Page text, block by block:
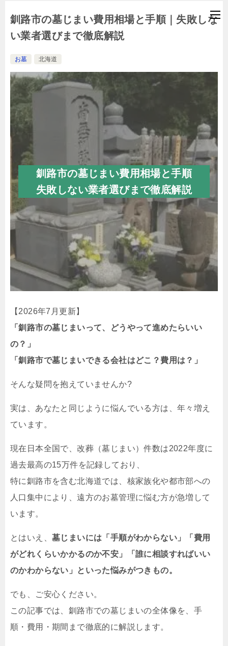
釧路市の墓じまい費用相場と手順｜失敗しな
い業者選びまで徹底解説
お墓 北海道
釧路市の墓じまい費用相場と手順
失敗しない業者選びまで徹底解説
【2026年7月更新】
「釧路市の墓じまいって、どうやって進めたらいい
の？」
「釧路市で墓じまいできる会社はどこ？費用は？」
そんな疑問を抱えていませんか?
実は、あなたと同じように悩んでいる方は、年々増え
ています。
現在日本全国で、改葬（墓じまい）件数は2022年度に
過去最高の15万件を記録しており、
特に釧路市を含む北海道では、核家族化や都市部への
人口集中により、遠方のお墓管理に悩む方が急増して
います。
とはいえ、 墓じまいには「手順がわからない」「費用
がどれくらいかかるのか不安」「誰に相談すればいい
のかわからない」といった悩みがつきもの。
でも、ご安心ください。
この記事では、釧路市での墓じまいの全体像を、手
順・費用・期間まで徹底的に解説します。